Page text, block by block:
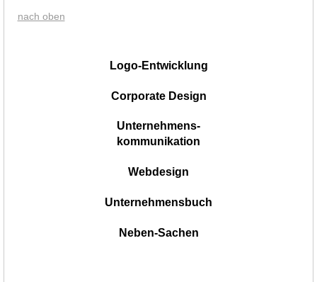
nach oben
Logo-Entwicklung
Corporate Design
Unternehmens-
kommunikation
Webdesign
Unternehmensbuch
Neben-Sachen